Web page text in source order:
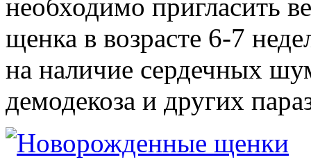
необходимо пригласить
щенка в возрасте 6-7
на наличие сердечных
демодекоза и других